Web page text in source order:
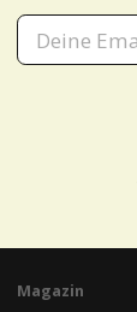
Magazin